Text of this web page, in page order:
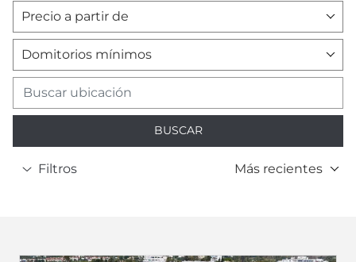
Precio a partir de
Domitorios mínimos
BUSCAR
Filtros Más recientes